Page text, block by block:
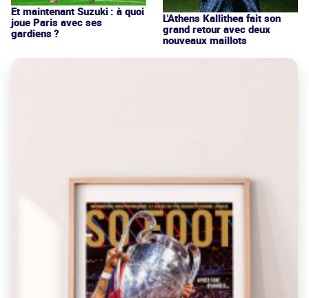
Et maintenant Suzuki : à quoi
joue Paris avec ses
gardiens ?
L'Athens Kallithea fait son
grand retour avec deux
nouveaux maillots